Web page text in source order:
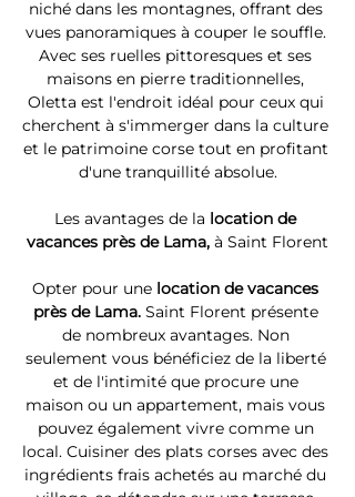
niché dans les montagnes, offrant des
vues panoramiques à couper le souffle.
Avec ses ruelles pittoresques et ses
maisons en pierre traditionnelles,
Oletta est l'endroit idéal pour ceux qui
cherchent à s'immerger dans la culture
et le patrimoine corse tout en profitant
d'une tranquillité absolue.
Les avantages de la location de
vacances près de Lama, à Saint Florent
Opter pour une location de vacances
près de Lama. Saint Florent présente
de nombreux avantages. Non
seulement vous bénéficiez de la liberté
et de l'intimité que procure une
maison ou un appartement, mais vous
pouvez également vivre comme un
local. Cuisiner des plats corses avec des
ingrédients frais achetés au marché du